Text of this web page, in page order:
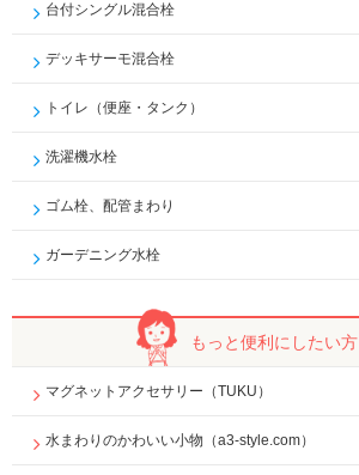
台付シングル混合栓
デッキサーモ混合栓
トイレ（便座・タンク）
洗濯機水栓
ゴム栓、配管まわり
ガーデニング水栓
もっと便利に したい方
マグネットアクセサリー（TUKU）
水まわりのかわいい小物（a3-style.com）